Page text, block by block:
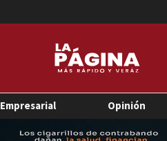
Empresarial Opinión